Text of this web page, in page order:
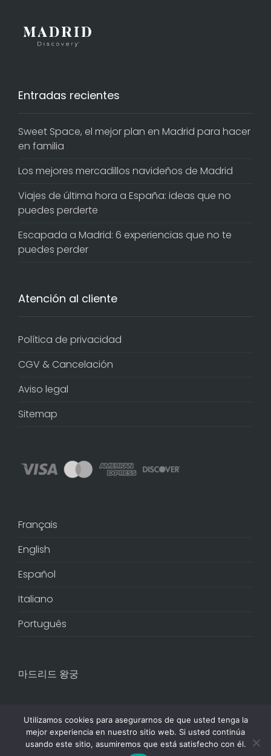
Entradas recientes
Sweet Space, el mejor plan en Madrid para hacer
en familia
Los mejores mercadillos navideños de Madrid
Viajes de última hora a España: ideas que no
puedes perderte
Escapada a Madrid: 6 experiencias que no te
puedes perder
Atención al cliente
Política de privacidad
CGV & Cancelación
Aviso legal
Sitemap
Français
English
Español
Italiano
Português
마드리드 왕궁
Utilizamos cookies para asegurarnos de que usted tenga la
mejor experiencia en nuestro sitio web. Si usted continúa
usando este sitio, asumiremos que está satisfecho con él.